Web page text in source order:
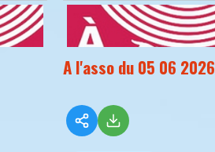
A l'asso du 05 06 2026